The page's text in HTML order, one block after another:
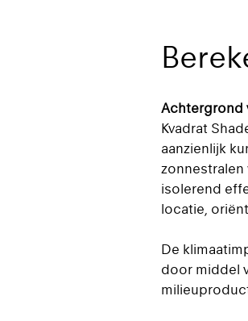
Achtergrond
Kvadrat
aanzienlijk
isolerend
locatie,
De
door middel